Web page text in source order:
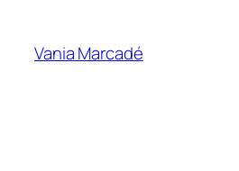
contenu
Vania Marcadé